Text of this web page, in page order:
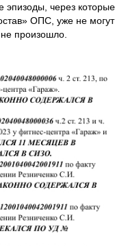
эпизоды, через которые
ОПС, уже не могут
произошло.